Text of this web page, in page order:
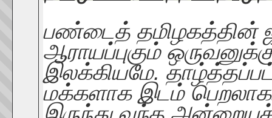
பண்டைத் தமிழகத்தின்
ஆராயப்புகும்
இலக்கியமே.
மக்களாக இடம்